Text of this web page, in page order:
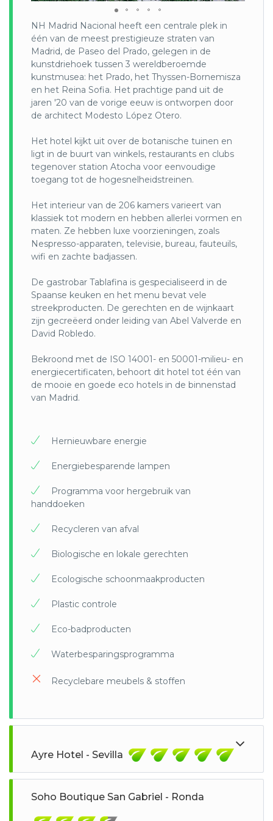
heeft u de avond van de dag ter vrije besteding
om de stad te ontdekken en te dineren in één
van de vele gezellige en authentieke bars en
restaurants van Granada.
voor meer informatie.
Door deze donatie willen wij samen met u
bijdragen aan de mogelijkheid om reizen en
vakanties voor de huidige en vele volgende
generaties mogelijk te houden. Van het donatie
bedrag betaalt u de ene helft en WeTravelEco de
andere helft. Uw bijdrage is reeds bij de prijs
inbegrepen.
Voor deze reis doet u gezamenlijk met
WeTravelEco (50/50) een donatie van €25 aan één
van de onderstaande lokaal en duurzame
initiatieven. Na uw boeking maakt u zelf de keuze
aan welk project u de donatie wilt doen (project 1
en 3 zijn twee projecten, die u tijdens uw rondreis
ook daadwerkelijk gaat bezoeken):
1.Het MemolaLab-project
(https://www.facebook.com/MEMOlabUGR/): Het
begon als een internationaal universitair project
voor de studie van het gebruik van water in de
Middellandse Zee en de bijbehorende
infrastructuur en heeft geleid tot een
vrijwilligersdienst die zich vanaf de 9e eeuw wijdt
aan het onderhoud van traditionele
irrigatiesystemen. Ze doen ook restauratie van
historisch erfgoed.
2. De vereniging van vrijwilligers uit het natuur- en
nationaal park van de Sierra Nevada, ontwikkelt
verschillende verbeteringsprojecten in de
natuurlijke ruimte, met name herbebossing in
aangetaste gebieden.
3) Bezoek aan een traditionele veehouder, die in
autochtone ras van Sierra Nevada-koeien, de
eeuwenoud. Hun vlees is biologisch en kan
worden geproefd.
NH Madrid Nacional heeft een centrale plek in
één van de meest prestigieuze straten van
Madrid, de Paseo del Prado, gelegen in de
kunstdriehoek tussen 3 wereldberoemde
kunstmusea: het Prado, het Thyssen-Bornemisza
en het Reina Sofia. Het prachtige pand uit de
jaren '20 van de vorige eeuw is ontworpen door
de architect Modesto López Otero.
Het hotel kijkt uit over de botanische tuinen en
ligt in de buurt van winkels, restaurants en clubs
tegenover station Atocha voor eenvoudige
toegang tot de hogesnelheidstreinen.
Het interieur van de 206 kamers varieert van
klassiek tot modern en hebben allerlei vormen en
maten. Ze hebben luxe voorzieningen, zoals
Nespresso-apparaten, televisie, bureau, fauteuils,
wifi en zachte badjassen.
De gastrobar Tablafina is gespecialiseerd in de
Spaanse keuken en het menu bevat vele
streekproducten. De gerechten en de wijnkaart
zijn gecreëerd onder leiding van Abel Valverde en
David Robledo.
Bekroond met de ISO 14001- en 50001-milieu- en
energiecertificaten, behoort dit hotel tot één van
de mooie en goede eco hotels in de binnenstad
van Madrid.
Hernieuwbare energie
Energiebesparende lampen
Programma voor hergebruik van
handdoeken
Recycleren van afval
Biologische en lokale gerechten
Ecologische schoonmaakproducten
Plastic controle
Eco-badproducten
Waterbesparingsprogramma
Recyclebare meubels & stoffen
Ayre Hotel - Sevilla
Soho Boutique San Gabriel - Ronda